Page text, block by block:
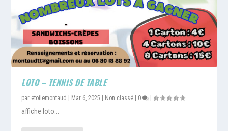
LOTO – TENNIS DE TABLE
par etoilemontaud | Mar 6, 2025 | Non classé | 0 |
affiche loto...